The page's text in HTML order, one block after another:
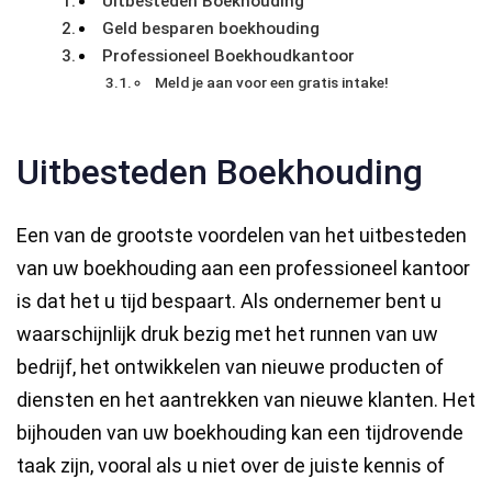
Geld besparen boekhouding
Professioneel Boekhoudkantoor
Meld je aan voor een gratis intake!
Uitbesteden Boekhouding
Een van de grootste voordelen van het uitbesteden
van uw boekhouding aan een professioneel kantoor
is dat het u tijd bespaart. Als ondernemer bent u
waarschijnlijk druk bezig met het runnen van uw
bedrijf, het ontwikkelen van nieuwe producten of
diensten en het aantrekken van nieuwe klanten. Het
bijhouden van uw boekhouding kan een tijdrovende
taak zijn, vooral als u niet over de juiste kennis of